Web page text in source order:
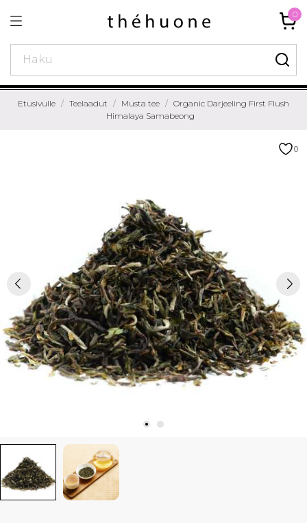
0
Etusivulle Teelaadut Musta tee
Organic Darjeeling First Flush
Himalaya Samabeong
0